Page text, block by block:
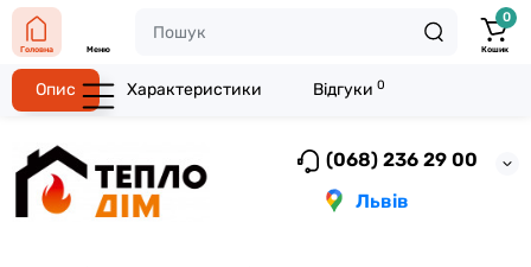
(068) 236 29 00
Львів
Головна Меню
0
Кошик
Опис Характеристики Відгуки 0